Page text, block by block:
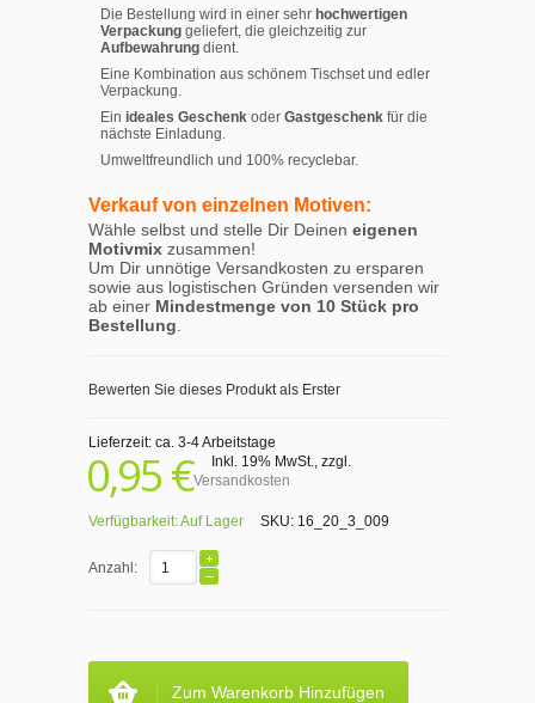
Die Bestellung wird in einer sehr hochwertigen
Verpackung geliefert, die gleichzeitig zur
Aufbewahrung dient.
Eine Kombination aus schönem Tischset und edler
Verpackung.
Ein ideales Geschenk oder Gastgeschenk für die
nächste Einladung.
Umweltfreundlich und 100% recyclebar.
Verkauf von einzelnen Motiven:
Wähle selbst und stelle Dir Deinen eigenen
Motivmix zusammen!
Um Dir unnötige Versandkosten zu ersparen
sowie aus logistischen Gründen versenden wir
ab einer Mindestmenge von 10 Stück pro
Bestellung.
Bewerten Sie dieses Produkt als Erster
Lieferzeit: ca. 3-4 Arbeitstage
0,95 € Inkl. 19% MwSt., zzgl.
Versandkosten
Verfügbarkeit:Auf Lager SKU: 16_20_3_009
Anzahl:
Zum Warenkorb Hinzufügen